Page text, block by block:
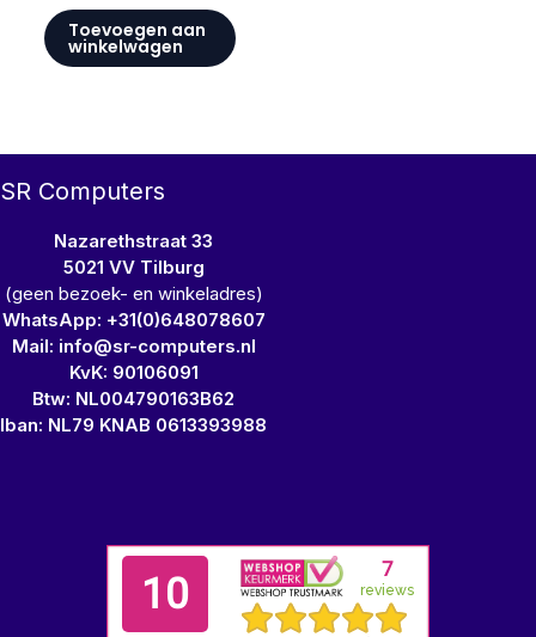
Toevoegen aan
winkelwagen
SR Computers
Nazarethstraat 33
5021 VV Tilburg
(geen bezoek- en winkeladres)
WhatsApp: +31(0)648078607
Mail: info@sr-computers.nl
KvK: 90106091
Btw: NL004790163B62
Iban: NL79 KNAB 0613393988